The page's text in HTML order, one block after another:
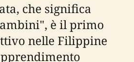
che significa
è il primo
nelle Filippine